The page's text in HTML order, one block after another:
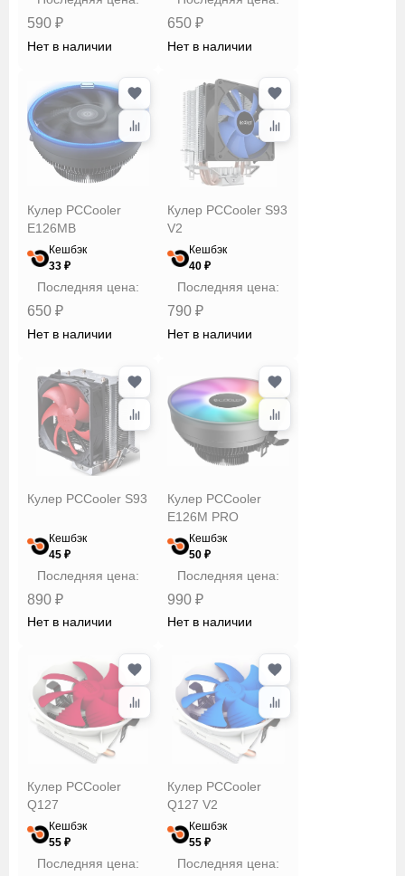
590 ₽
Нет в наличии
650 ₽
Нет в наличии
Кулер PCCooler
E126MB
Кешбэк
33 ₽
Последняя цена:
650 ₽
Нет в наличии
Кулер PCCooler S93
V2
Кешбэк
40 ₽
Последняя цена:
790 ₽
Нет в наличии
Кулер PCCooler S93
Кешбэк
45 ₽
Последняя цена:
890 ₽
Нет в наличии
Кулер PCCooler
E126M PRO
Кешбэк
50 ₽
Последняя цена:
990 ₽
Нет в наличии
Кулер PCCooler
Q127
Кешбэк
55 ₽
Последняя цена:
Кулер PCCooler
Q127 V2
Кешбэк
55 ₽
Последняя цена: